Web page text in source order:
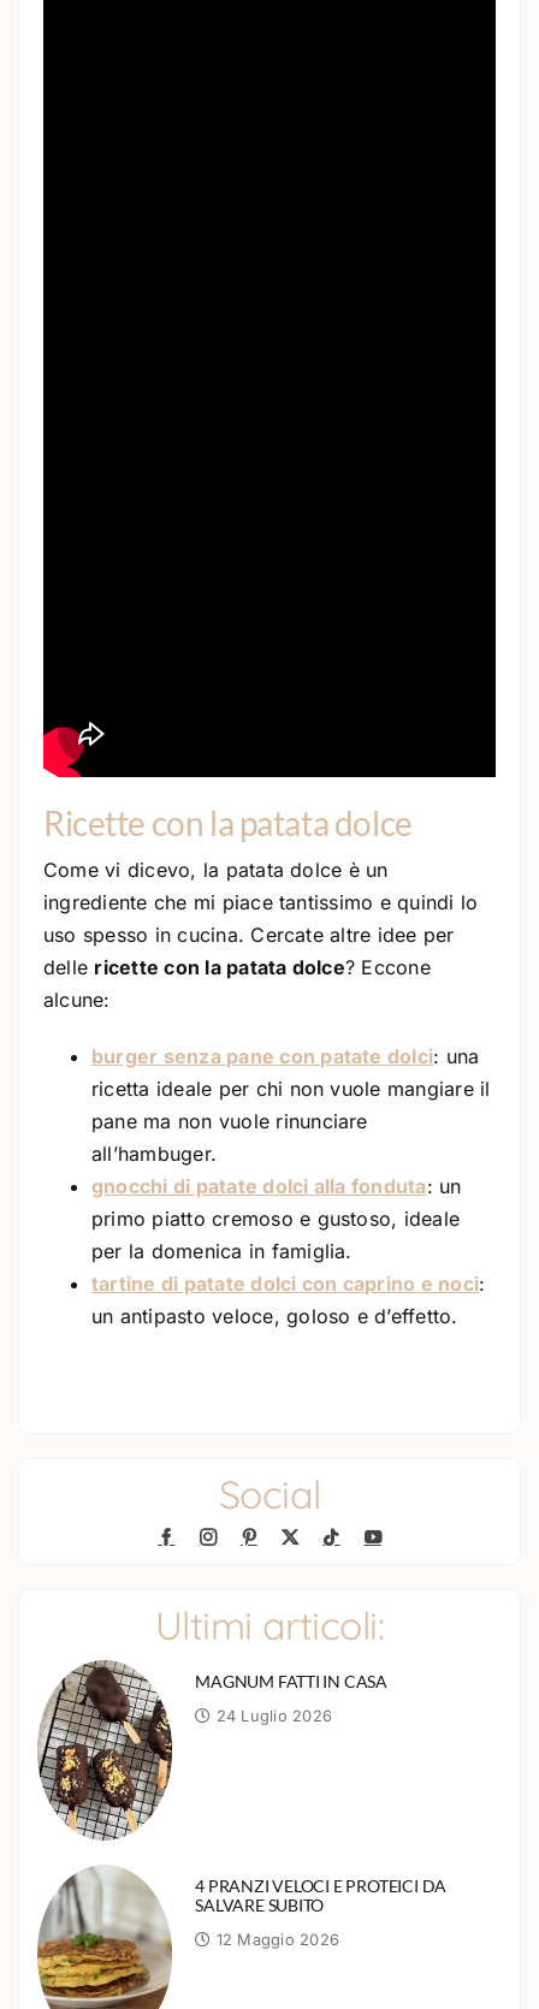
Ricette con la patata dolce
Come vi dicevo, la patata dolce è un
ingrediente che mi piace tantissimo e quindi lo
uso spesso in cucina. Cercate altre idee per
delle ricette con la patata dolce? Eccone
alcune:
burger senza pane con patate dolci: una
ricetta ideale per chi non vuole mangiare il
pane ma non vuole rinunciare
all’hambuger.
gnocchi di patate dolci alla fonduta: un
primo piatto cremoso e gustoso, ideale
per la domenica in famiglia.
tartine di patate dolci con caprino e noci:
un antipasto veloce, goloso e d’effetto.
Social
Ultimi articoli:
MAGNUM FATTI IN CASA
24 Luglio 2026
4 PRANZI VELOCI E PROTEICI DA
SALVARE SUBITO
12 Maggio 2026